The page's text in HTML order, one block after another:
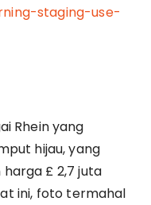
staging-use-
Rhein yang
hijau, yang
harga £ 2,7 juta
ini, foto termahal